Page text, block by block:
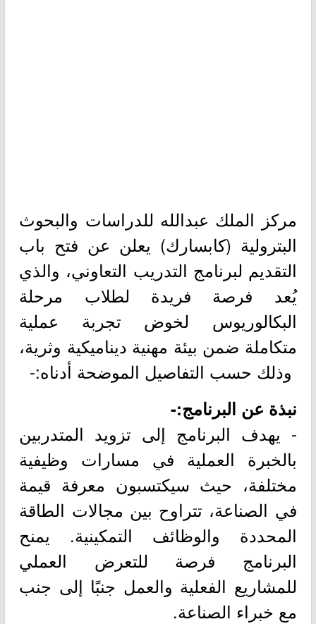
مركز الملك عبدالله للدراسات والبحوث
البترولية (كابسارك) يعلن عن فتح باب
التقديم لبرنامج التدريب التعاوني، والذي
يُعد فرصة فريدة لطلاب مرحلة
البكالوريوس لخوض تجربة عملية
متكاملة ضمن بيئة مهنية ديناميكية وثرية،
وذلك حسب التفاصيل الموضحة أدناه:-
نبذة عن البرنامج:-
- يهدف البرنامج إلى تزويد المتدربين
بالخبرة العملية في مسارات وظيفية
مختلفة، حيث سيكتسبون معرفة قيمة
في الصناعة، تتراوح بين مجالات الطاقة
المحددة والوظائف التمكينية. يمنح
البرنامج فرصة للتعرض العملي
للمشاريع الفعلية والعمل جنبًا إلى جنب
مع خبراء الصناعة.